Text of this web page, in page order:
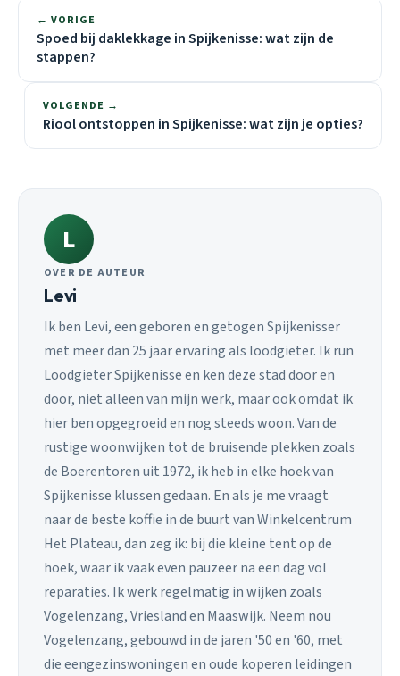
← VORIGE
Spoed bij daklekkage in Spijkenisse: wat zijn de
stappen?
VOLGENDE →
Riool ontstoppen in Spijkenisse: wat zijn je opties?
L
OVER DE AUTEUR
Levi
Ik ben Levi, een geboren en getogen Spijkenisser
met meer dan 25 jaar ervaring als loodgieter. Ik run
Loodgieter Spijkenisse en ken deze stad door en
door, niet alleen van mijn werk, maar ook omdat ik
hier ben opgegroeid en nog steeds woon. Van de
rustige woonwijken tot de bruisende plekken zoals
de Boerentoren uit 1972, ik heb in elke hoek van
Spijkenisse klussen gedaan. En als je me vraagt
naar de beste koffie in de buurt van Winkelcentrum
Het Plateau, dan zeg ik: bij die kleine tent op de
hoek, waar ik vaak even pauzeer na een dag vol
reparaties. Ik werk regelmatig in wijken zoals
Vogelenzang, Vriesland en Maaswijk. Neem nou
Vogelenzang, gebouwd in de jaren '50 en '60, met
die eengezinswoningen en oude koperen leidingen